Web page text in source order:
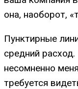
она, наоборот,
Пунктирные
средний
несомненно
требуется